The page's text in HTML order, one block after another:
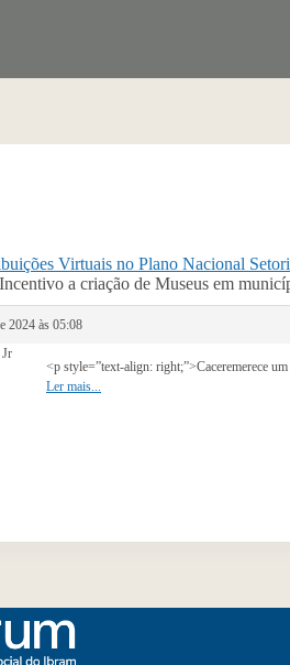
Virtuais no Plano Nacional
a criação de Museus em
2024 às 05:08
<p style=”text-align: right;”>Caceremerece
Ler mais...